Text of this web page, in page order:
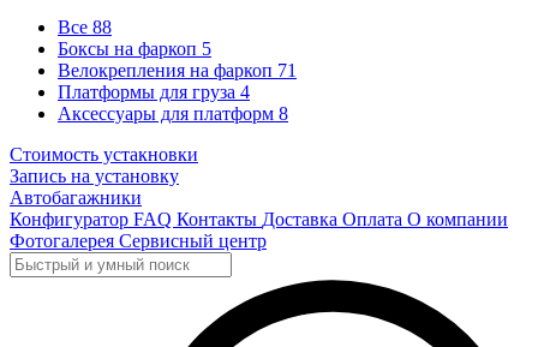
Все 88
Боксы на фаркоп 5
Велокрепления на фаркоп 71
Платформы для груза 4
Аксессуары для платформ 8
Стоимость устакновки
Запись на установку
Автобагажники
Конфигуратор FAQ Контакты Доставка Оплата О компании
Фотогалерея Сервисный центр